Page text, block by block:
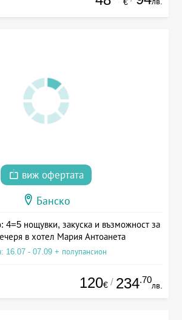
€
виж офертата
Банско
4=5 нощувки, закуска и възможност за
в хотел Мария Антоанета
16.07 - 07.09 + полупансион
120€ / 234.70
лв.